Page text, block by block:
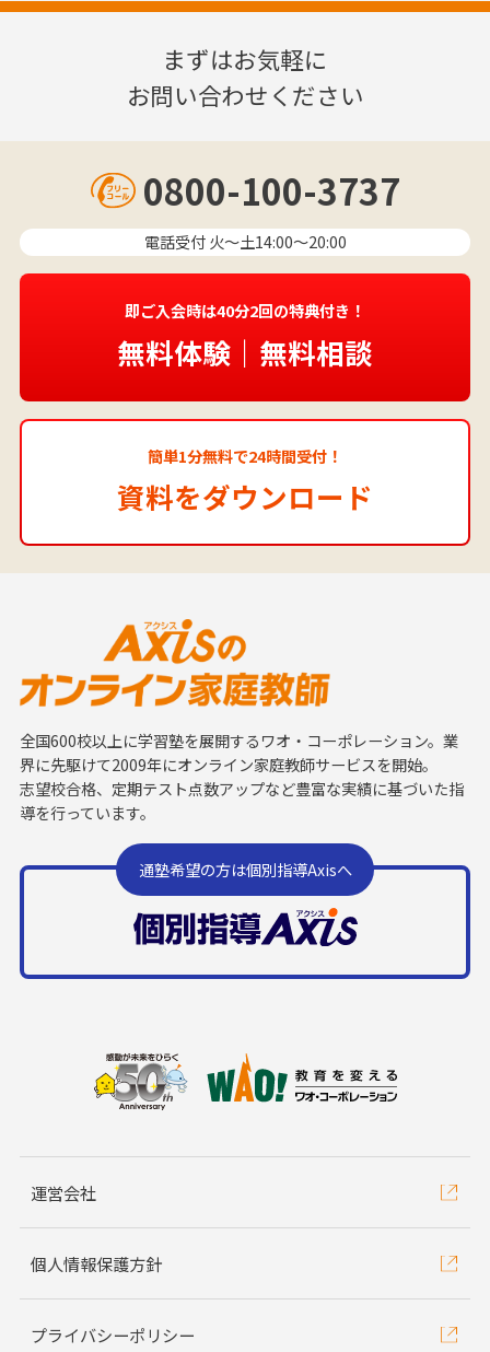
まずはお気軽に
お問い合わせください
0800-100-3737
電話受付 火〜土14:00～20:00
即ご入会時は40分2回の特典付き！
無料体験｜無料相談
簡単1分無料で24時間受付！
資料をダウンロード
全国600校以上に学習塾を展開するワオ・コーポレーション。業
界に先駆けて2009年にオンライン家庭教師サービスを開始。
志望校合格、定期テスト点数アップなど豊富な実績に基づいた指
導を行っています。
通塾希望の方は個別指導Axisへ
運営会社
個人情報保護方針
プライバシーポリシー